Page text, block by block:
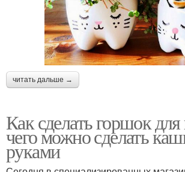
читать дальше →
Как сделать горшок
чего можно сделать
руками